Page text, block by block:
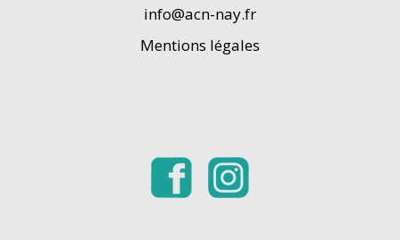
info@acn-nay.fr
Mentions légales